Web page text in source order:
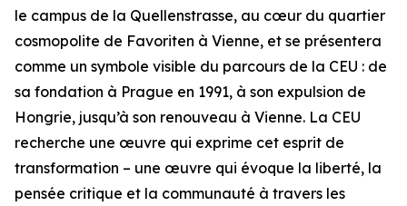
le campus de la Quellenstrasse, au cœur du quartier
cosmopolite de Favoriten à Vienne, et se présentera
comme un symbole visible du parcours de la CEU : de
sa fondation à Prague en 1991, à son expulsion de
Hongrie, jusqu’à son renouveau à Vienne. La CEU
recherche une œuvre qui exprime cet esprit de
transformation – une œuvre qui évoque la liberté, la
pensée critique et la communauté à travers les